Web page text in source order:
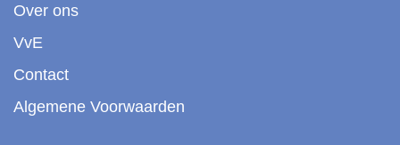
Over ons
VvE
Contact
Algemene Voorwaarden